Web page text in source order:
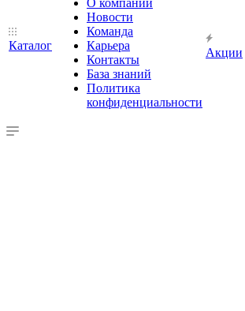
Каталог
О компании
Новости
Команда
Карьера
Контакты
База знаний
Политика
конфиденциальности
Акции